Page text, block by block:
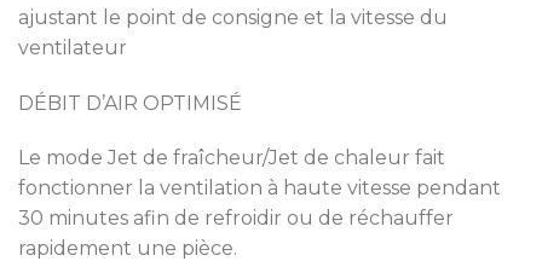
ajustant le point de consigne et la vitesse du
ventilateur
DÉBIT D’AIR OPTIMISÉ
Le mode Jet de fraîcheur/Jet de chaleur fait
fonctionner la ventilation à haute vitesse pendant
30 minutes afin de refroidir ou de réchauffer
rapidement une pièce.